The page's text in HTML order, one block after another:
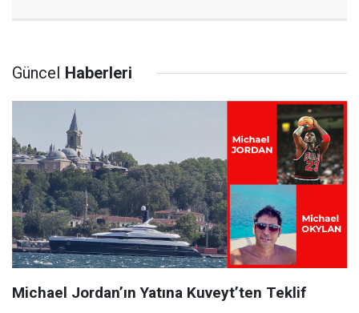
Güncel Haberleri
Michael Jordan’ın Yatına Kuveyt’ten Teklif